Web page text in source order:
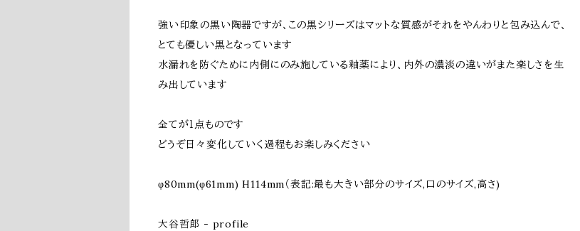
強い印象の黒い陶器ですが、この黒シリーズはマットな質感がそれをやんわりと包み込んで、
とても優しい黒となっています
水漏れを防ぐために内側にのみ施している釉薬により、内外の濃淡の違いがまた楽しさを生
み出しています
全てが１点ものです
どうぞ日々変化していく過程もお楽しみください
φ80mm(φ61mm) H114mm（表記:最も大きい部分のサイズ,口のサイズ,高さ)
大谷哲郎 - profile